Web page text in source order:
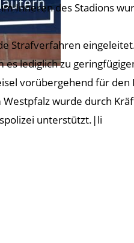
Inneren des Stadions
Strafverfahren
es lediglich zu
vorübergehend für
wurde durch
unterstützt.|li